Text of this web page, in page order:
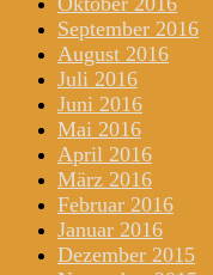
September 2016
August 2016
Juli 2016
Juni 2016
Mai 2016
April 2016
März 2016
Februar 2016
Januar 2016
Dezember 2015